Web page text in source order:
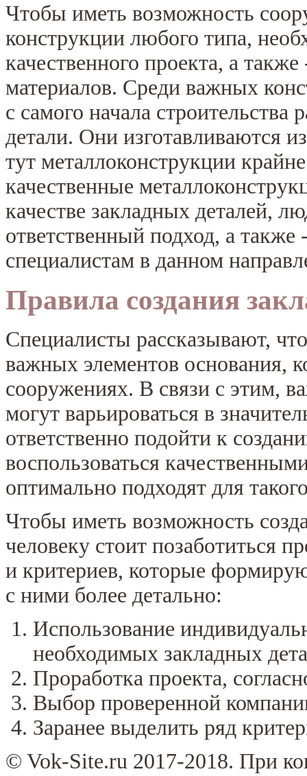
Чтобы иметь возможность
конструкции любого типа,
качественного проекта, а
материалов. Среди важных
с самого начала
детали. Они изготавливаются
тут металлоконструкции
качественные
качестве закладных деталей,
ответственный подход, а
специалистам в данном
Правила создания
Специалисты рассказывают,
важных элементов основания,
сооружениях. В связи с этим,
могут варьироваться в
ответственно подойти к
воспользоваться
оптимально подходят для
Чтобы иметь возможность
человеку стоит позаботиться
и критериев, которые
с ними более детально:
Использование
необходимых закладных
Проработка проекта,
Выбор проверенной
Заранее выделить ряд
© Vok-Site.ru 2017-2018. При